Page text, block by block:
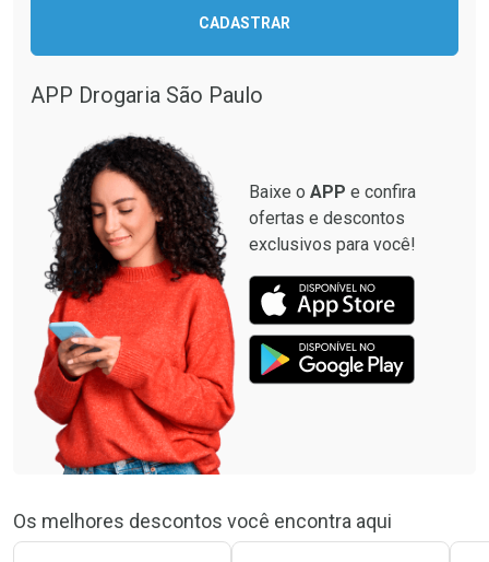
CADASTRAR
APP Drogaria São Paulo
Baixe o APP e confira
ofertas e descontos
exclusivos para você!
Os melhores descontos você encontra aqui